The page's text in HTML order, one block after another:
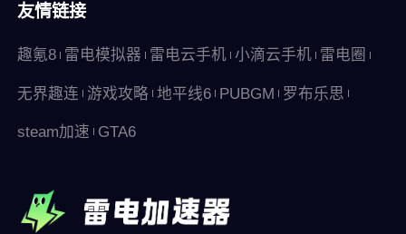
友情链接
趣氪8 雷电模拟器 雷电云手机 小滴云手机 雷电圈
无界趣连 游戏攻略 地平线6 PUBGM 罗布乐思
steam加速 GTA6